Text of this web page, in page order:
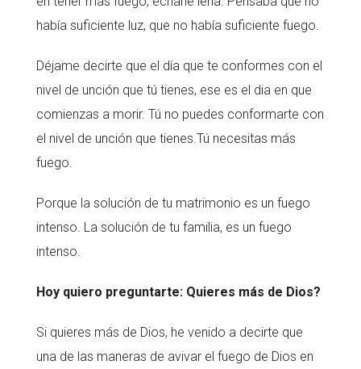
había suficiente luz, que no había suficiente fuego.
Déjame decirte que el día que te conformes con el
nivel de unción que tú tienes, ese es el dia en que
comienzas a morir. Tú no puedes conformarte con
el nivel de unción que tienes.Tú necesitas más
fuego.
Porque la solución de tu matrimonio es un fuego
intenso. La solución de tu familia, es un fuego
intenso.
Hoy quiero preguntarte: Quieres más de Dios?
Si quieres más de Dios, he venido a decirte que
una de las maneras de avivar el fuego de Dios en